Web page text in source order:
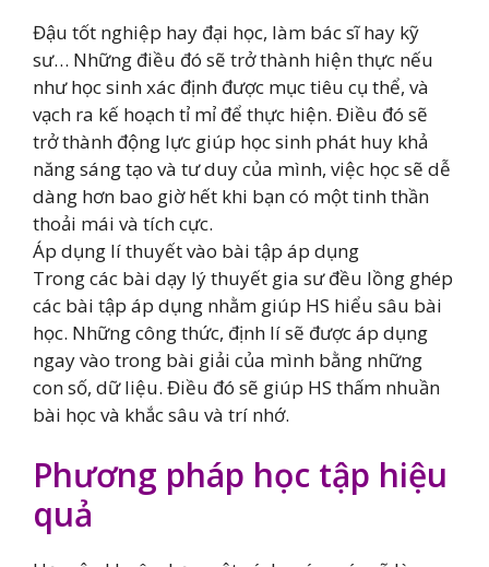
Đậu tốt nghiệp hay đại học, làm bác sĩ hay kỹ
sư… Những điều đó sẽ trở thành hiện thực nếu
như học sinh xác định được mục tiêu cụ thể, và
vạch ra kế hoạch tỉ mỉ để thực hiện. Điều đó sẽ
trở thành động lực giúp học sinh phát huy khả
năng sáng tạo và tư duy của mình, việc học sẽ dễ
dàng hơn bao giờ hết khi bạn có một tinh thần
thoải mái và tích cực.
Áp dụng lí thuyết vào bài tập áp dụng
Trong các bài dạy lý thuyết gia sư đều lồng ghép
các bài tập áp dụng nhằm giúp HS hiểu sâu bài
học. Những công thức, định lí sẽ được áp dụng
ngay vào trong bài giải của mình bằng những
con số, dữ liệu. Điều đó sẽ giúp HS thấm nhuần
bài học và khắc sâu và trí nhớ.
Phương pháp học tập hiệu
quả